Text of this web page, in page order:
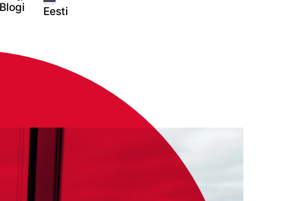
Blogi Eesti